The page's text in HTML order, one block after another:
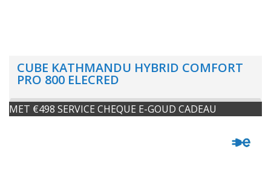
CUBE KATHMANDU HYBRID COMFORT
PRO 800 ELECRED
MET €498 SERVICE CHEQUE E-GOUD CADEAU